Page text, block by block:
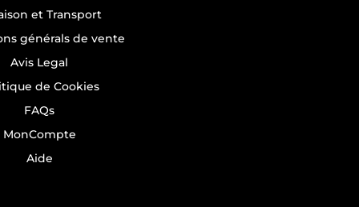
et Transport
générals de vente
Avis Legal
de Cookies
FAQs
MonCompte
Aide